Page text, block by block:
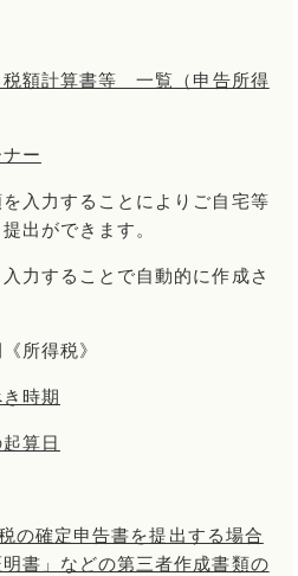
税額計算書等 一覧（申告所得
ー
入力することによりご自宅等
出ができます。
力することで自動的に作成さ
所得税》
時期
算日
の確定申告書を提出する場合
書」などの第三者作成書類の